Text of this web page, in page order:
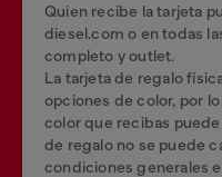
Quien recibe la tarjeta
diesel.com o en todas
completo y outlet.
La tarjeta de regalo
opciones de color, por
color que recibas
de regalo no se puede
condiciones generales